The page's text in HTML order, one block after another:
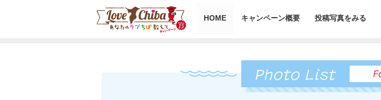
HOME キャンペーン概要 投稿写真をみる